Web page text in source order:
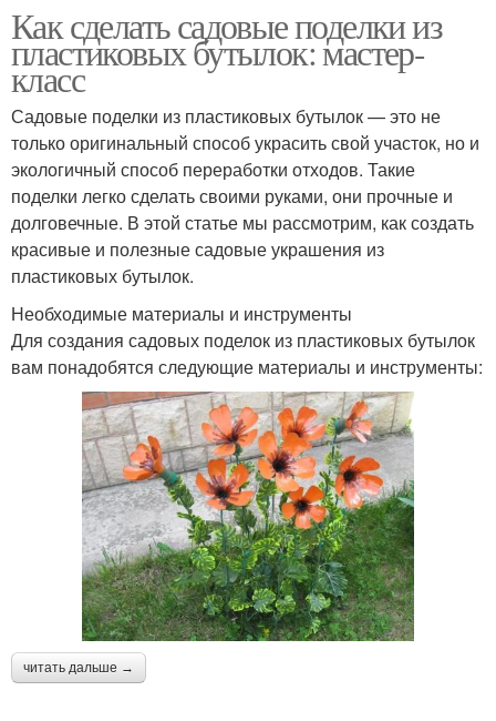
Как сделать садовые поделки из
пластиковых бутылок: мастер-
класс
Садовые поделки из пластиковых бутылок — это не
только оригинальный способ украсить свой участок, но и
экологичный способ переработки отходов. Такие
поделки легко сделать своими руками, они прочные и
долговечные. В этой статье мы рассмотрим, как создать
красивые и полезные садовые украшения из
пластиковых бутылок.
Необходимые материалы и инструменты
Для создания садовых поделок из пластиковых бутылок
вам понадобятся следующие материалы и инструменты:
читать дальше →